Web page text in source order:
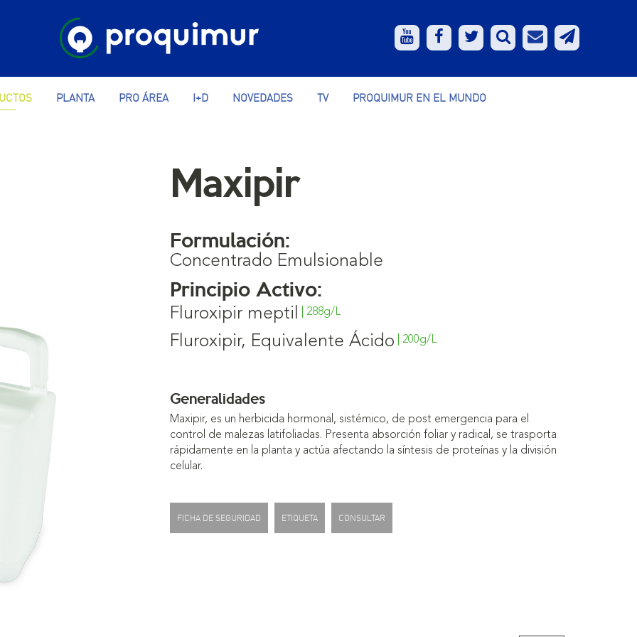
PLANTA PRO ÁREA I+D NOVEDADES TV PROQUIMUR EN EL MUNDO
Maxipir
Formulación:
Concentrado Emulsionable
Principio Activo:
Fluroxipir meptil | 288g/L
Fluroxipir, Equivalente Ácido | 200g/L
Generalidades
Maxipir, es un herbicida hormonal, sistémico, de post emergencia para el
control de malezas latifoliadas. Presenta absorción foliar y radical, se trasporta
rápidamente en la planta y actúa afectando la síntesis de proteínas y la división
celular.
FICHA DE SEGURIDAD ETIQUETA CONSULTAR